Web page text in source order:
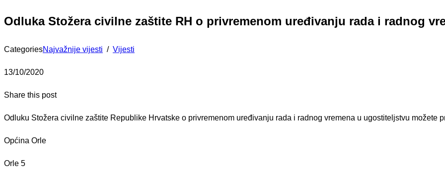
Odluka Stožera civilne zaštite RH o privremenom uređivanju rada i radnog
CategoriesNajvažnije vijesti / Vijesti
13/10/2020
Share this post
Odluku Stožera civilne zaštite Republike Hrvatske o privremenom uređivanju rada i radnog vremena u ugostiteljstvu možete
Općina Orle
Orle 5